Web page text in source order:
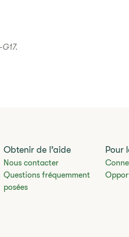
Obtenir de l’aide
Nous contacter
Questions fréquemment
posées
Pour